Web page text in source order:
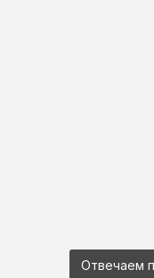
Отвечаем